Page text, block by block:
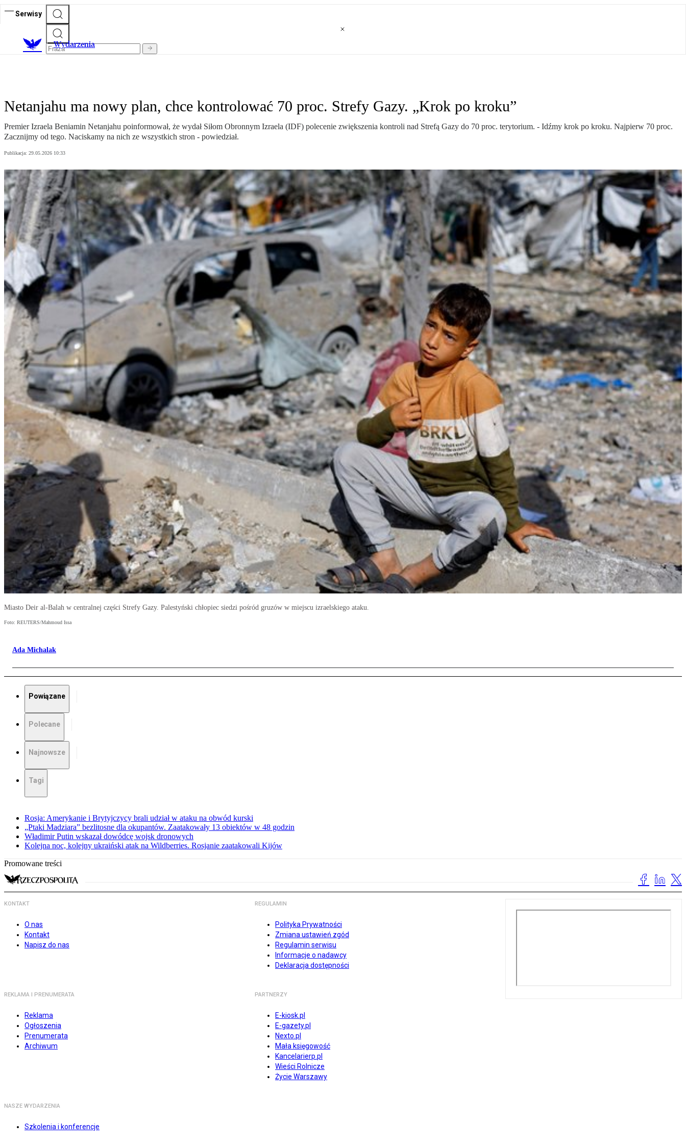
Serwisy
Wydarzenia
Netanjahu ma nowy plan, chce kontrolować 70 proc. Strefy Gazy. „Krok po kroku”
Premier Izraela Beniamin Netanjahu poinformował, że wydał Siłom Obronnym Izraela (IDF) polecenie zwiększenia kontroli nad Strefą Gazy do 70 proc. terytorium. - Idźmy krok po kroku. Najpierw 70 proc.
Zacznijmy od tego. Naciskamy na nich ze wszystkich stron - powiedział.
Publikacja: 29.05.2026 10:33
Miasto Deir al-Balah w centralnej części Strefy Gazy. Palestyński chłopiec siedzi pośród gruzów w miejscu izraelskiego ataku.
Foto: REUTERS/Mahmoud Issa
Ada Michalak
Powiązane
Polecane
Najnowsze
Tagi
Rosja: Amerykanie i Brytyjczycy brali udział w ataku na obwód kurski
„Ptaki Madziara” bezlitosne dla okupantów. Zaatakowały 13 obiektów w 48 godzin
Władimir Putin wskazał dowódcę wojsk dronowych
Kolejna noc, kolejny ukraiński atak na Wildberries. Rosjanie zaatakowali Kijów
Promowane treści
KONTAKT
O nas
Kontakt
Napisz do nas
REGULAMIN
Polityka Prywatności
Zmiana ustawień zgód
Regulamin serwisu
Informacje o nadawcy
Deklaracja dostępności
REKLAMA I PRENUMERATA
Reklama
Ogłoszenia
Prenumerata
Archiwum
PARTNERZY
E-kiosk.pl
E-gazety.pl
Nexto.pl
Mała księgowość
Kancelarierp.pl
Wieści Rolnicze
Życie Warszawy
NASZE WYDARZENIA
Szkolenia i konferencje